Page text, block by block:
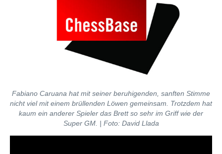
Fabiano Caruana hat mit seiner beruhigenden, sanften Stimme
nicht viel mit einem brüllenden Löwen gemeinsam. Trotzdem hat
kaum ein anderer Spieler das Brett so sehr im Griff wie der
Super GM. | Foto: David Llada